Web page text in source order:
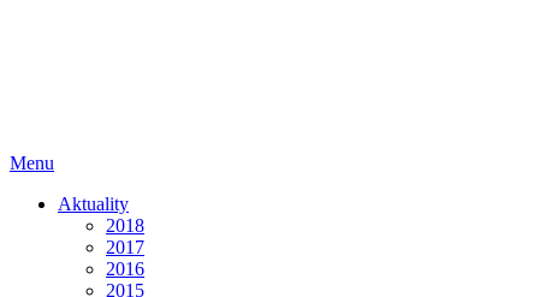
Menu
Aktuality
2018
2017
2016
2015